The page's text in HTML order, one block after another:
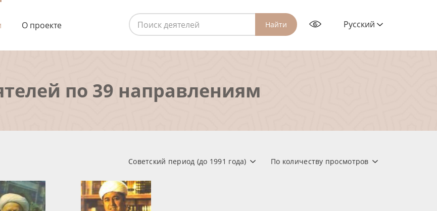
О проекте Найти Русский
по 39 направлениям
По количеству просмотров
Советский период (до 1991 года)